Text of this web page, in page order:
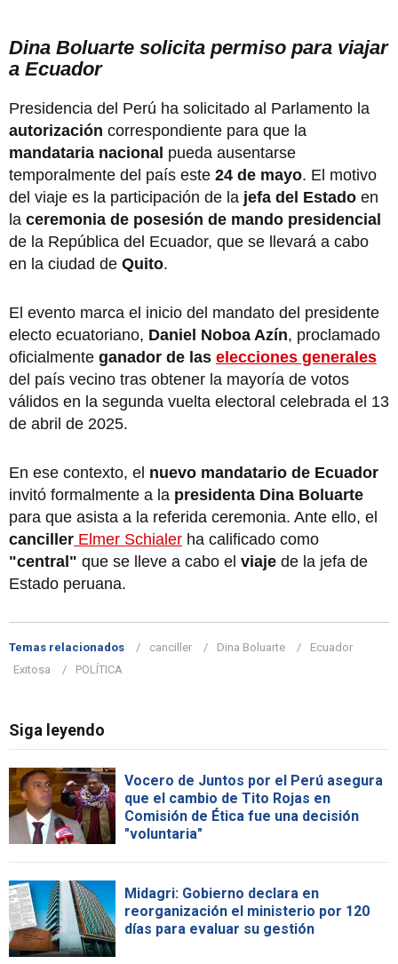
Dina Boluarte solicita permiso para viajar
a Ecuador
Presidencia del Perú ha solicitado al Parlamento la
autorización correspondiente para que la
mandataria nacional pueda ausentarse
temporalmente del país este 24 de mayo. El motivo
del viaje es la participación de la jefa del Estado en
la ceremonia de posesión de mando presidencial
de la República del Ecuador, que se llevará a cabo
en la ciudad de Quito.
El evento marca el inicio del mandato del presidente
electo ecuatoriano, Daniel Noboa Azín, proclamado
oficialmente ganador de las elecciones generales
del país vecino tras obtener la mayoría de votos
válidos en la segunda vuelta electoral celebrada el 13
de abril de 2025.
En ese contexto, el nuevo mandatario de Ecuador
invitó formalmente a la presidenta Dina Boluarte
para que asista a la referida ceremonia. Ante ello, el
canciller Elmer Schialer ha calificado como
"central" que se lleve a cabo el viaje de la jefa de
Estado peruana.
Temas relacionados canciller Dina Boluarte
Ecuador
Exitosa
POLÍTICA
Siga leyendo
Vocero de Juntos por el Perú asegura
que el cambio de Tito Rojas en
Comisión de Ética fue una decisión
"voluntaria"
Midagri: Gobierno declara en
reorganización el ministerio por 120
días para evaluar su gestión